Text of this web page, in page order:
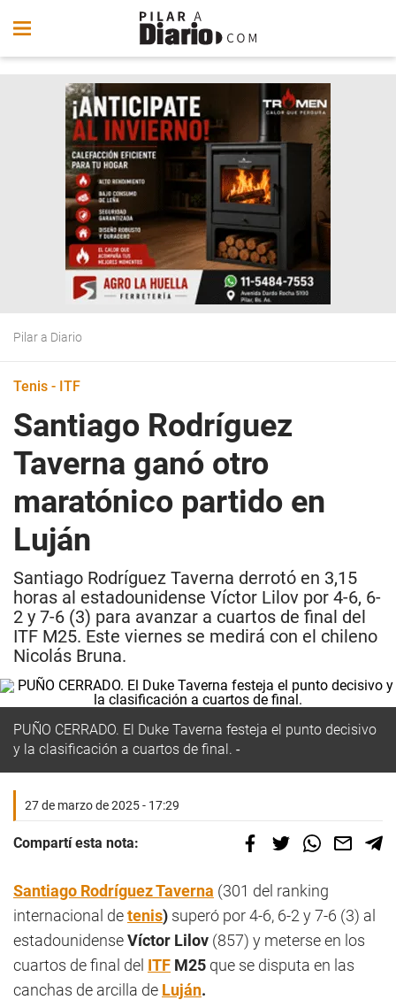
Pilar a Diario
Tenis - ITF
Santiago Rodríguez
Taverna ganó otro
maratónico partido en
Luján
Santiago Rodríguez Taverna derrotó en 3,15
horas al estadounidense Víctor Lilov por 4-6, 6-
2 y 7-6 (3) para avanzar a cuartos de final del
ITF M25. Este viernes se medirá con el chileno
Nicolás Bruna.
PUÑO CERRADO. El Duke Taverna festeja el punto decisivo
y la clasificación a cuartos de final.
27 de marzo de 2025 - 17:29
Compartí esta nota:
Santiago Rodríguez Taverna (301 del ranking
internacional detenis) superó por 4-6, 6-2 y 7-6 (3) al
estadounidenseVíctor Lilov (857) y meterse en los
cuartos de final del ITF M25 que se disputa en las
canchas de arcilla de Luján.